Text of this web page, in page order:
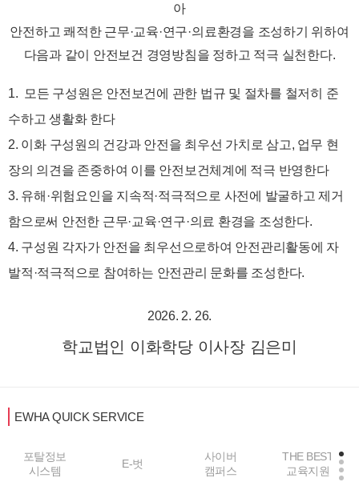
아
안전하고 쾌적한 근무·교육·연구·의료환경을 조성하기 위하여
다음과 같이 안전보건 경영방침을 정하고 적극 실천한다.
1. 모든 구성원은 안전보건에 관한 법규 및 절차를 철저히 준
수하고 생활화 한다
2. 이화 구성원의 건강과 안전을 최우선 가치로 삼고, 업무 현
장의 의견을 존중하여 이를 안전보건체계에 적극 반영한다
3. 유해·위험요인을 지속적·적극적으로 사전에 발굴하고 제거
함으로써 안전한 근무·교육·연구·의료 환경을 조성한다.
4. 구성원 각자가 안전을 최우선으로하여 안전관리활동에 자
발적·적극적으로 참여하는 안전관리 문화를 조성한다.
2026. 2. 26.
학교법인 이화학당 이사장 김은미
EWHA QUICK SERVICE
포탈정보
시스템
E-벗
사이버
캠퍼스
THE BEST
교육지원